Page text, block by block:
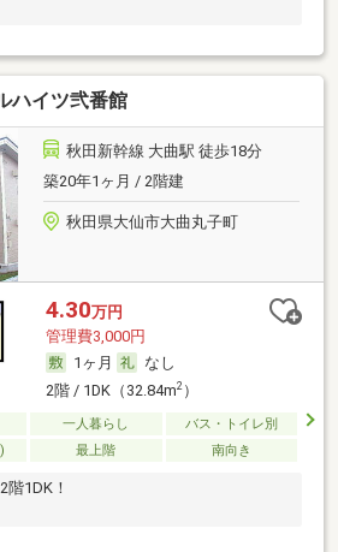
ハイツ弐番館
秋田新幹線 大曲駅 徒歩18分
築20年1ヶ月 / 2階建
秋田県大仙市大曲丸子町
4.30万円
管理費3,000円
1ヶ月
なし
2階 / 1DK（32.84m2）
一人暮らし
バス・トイレ別
最上階 南向き
階1DK！